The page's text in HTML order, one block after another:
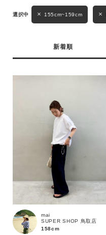
155cm~159cm
新着順
mai
SUPER SHOP 鳥取店
158cm